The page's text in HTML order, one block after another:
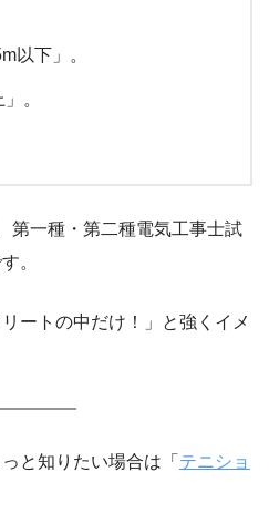
以下」。
。
第一種・第二種電気工事士試
。
ートの中だけ！」と強くイメ
と知りたい場合は「 テニショ